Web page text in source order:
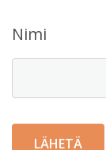
Nimi